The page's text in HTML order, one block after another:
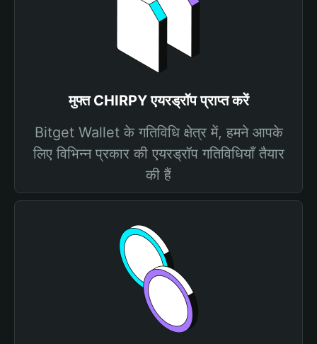
मुफ्त CHIRPY एयरड्रॉप प्राप्त करें
Bitget Wallet के गतिविधि क्षेत्र में, हमने आपके
लिए विभिन्न प्रकार की एयरड्रॉप गतिविधियाँ तैयार
की हैं